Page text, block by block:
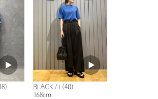
BLACK / L(40)
168cm